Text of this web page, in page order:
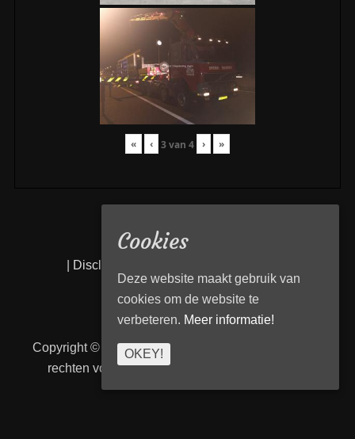
« ‹ 3van 4 › »
Disclaimer
Copyright © 2026Transport Begeleiding Venlo
rechten voorbehouden. | TBVenlo door
Cookies
Deze website maakt gebruik van
cookies om de website te
verbeteren. Meer informatie!
OKEY!